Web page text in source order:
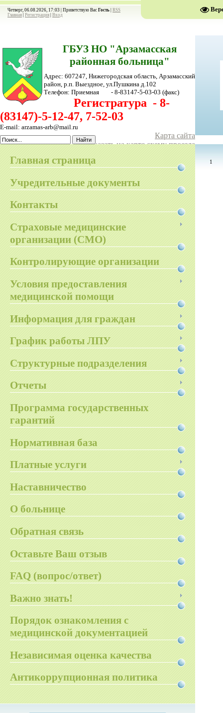
Четверг, 06.08.2026, 17:03 | Приветствую Вас Гость RSS
Главная Регистрация Вход
ГБУЗ НО "Арзамасская
районная больница"
Адрес: 607247, Нижегородская область, Арзамасский
район, р.п. Выездное, ул.Пушкина д.102
Телефон: Приемная - 8-83147-5-03-03 (факс)
Регистратура - 8-
(83147)-5-12-47, 7-52-03
E-mail: arzamas-arb@mail.ru
Карта сайта
Показать на карте схему проезда
Главная страница
Учредительные документы
Контакты
Страховые медицинские
организации (СМО)
Контролирующие организации
Условия предоставления
медицинской помощи
Информация для граждан
График работы ЛПУ
Структурные подразделения
Отчеты
Программа государственных
гарантий
Нормативная база
Платные услуги
Наставничество
О больнице
Обратная связь
Оставьте Ваш отзыв
FAQ (вопрос/ответ)
Важно знать!
Порядок ознакомления с
медицинской документацией
Независимая оценка качества
Антикоррупционная политика
1